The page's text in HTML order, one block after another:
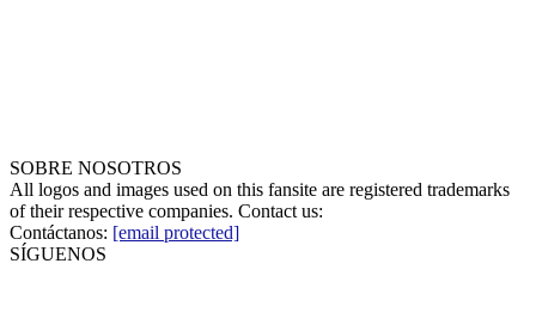
SOBRE NOSOTROS
All logos and images used on this fansite are registered trademarks
of their respective companies. Contact us:
Contáctanos: [email protected]
SÍGUENOS